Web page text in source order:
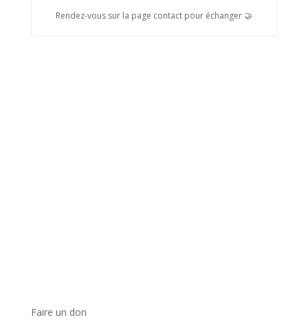
Rendez-vous sur la page contact pour échanger 🤝
Faire un don